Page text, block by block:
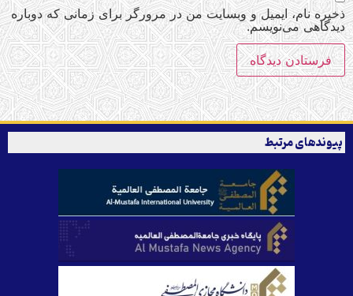
ذخیره نام، ایمیل و وبسایت من در مرورگر برای زمانی که دوباره
دیدگاهی می‌نویسم.
پیوندهای مرتبط